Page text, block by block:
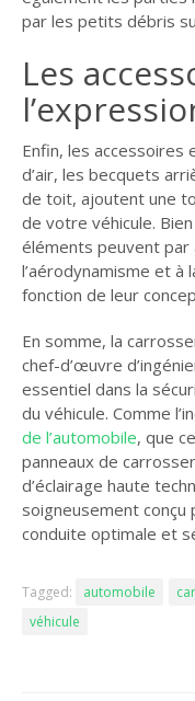
par les petits débris
Les
Enfin, les
d’air, les becquets
de toit, ajoutent une
de votre véhicule.
éléments peuvent par
l’aérodynamisme et à
fonction de leur
En somme, la
chef-d’œuvre
essentiel dans la
du véhicule. Comme
de l’automobile, que
panneaux de
d’éclairage haute
soigneusement
conduite optimale et
Tagged: automobile
véhicule